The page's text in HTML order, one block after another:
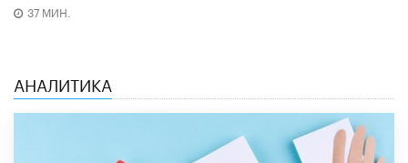
37 МИН.
АНАЛИТИКА